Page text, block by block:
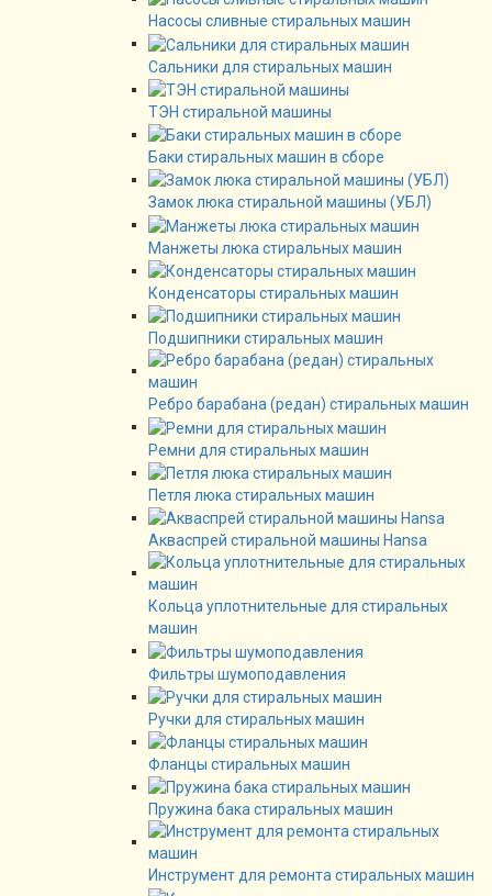
Насосы сливные стиральных машин
Сальники для стиральных машин
ТЭН стиральной машины
Баки стиральных машин в сборе
Замок люка стиральной машины (УБЛ)
Манжеты люка стиральных машин
Конденсаторы стиральных машин
Подшипники стиральных машин
Ребро барабана (редан) стиральных машин
Ремни для стиральных машин
Петля люка стиральных машин
Акваспрей стиральной машины Hansa
Кольца уплотнительные для стиральных
машин
Фильтры шумоподавления
Ручки для стиральных машин
Фланцы стиральных машин
Пружина бака стиральных машин
Инструмент для ремонта стиральных машин